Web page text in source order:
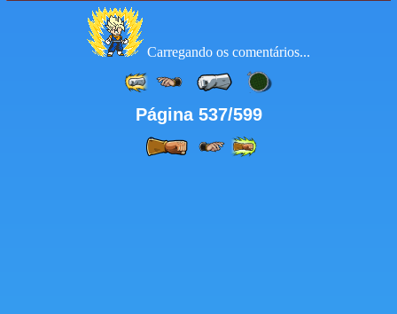
Carregando os comentários...
Página 537/599